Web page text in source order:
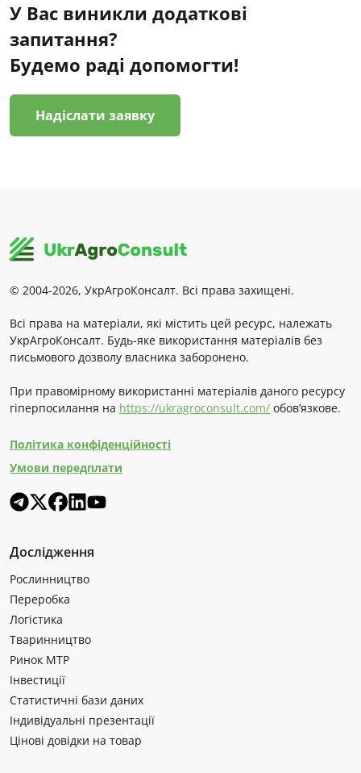
У Вас виникли додаткові
запитання?
Будемо раді допомогти!
Надіслати заявку
© 2004-2026, УкрАгроКонсалт. Всі права захищені.
Всі права на матеріали, які містить цей ресурс, належать
УкрАгроКонсалт. Будь-яке використання матеріалів без
письмового дозволу власника заборонено.
При правомірному використанні матеріалів даного ресурсу
гіперпосилання на https://ukragroconsult.com/ обов’язкове.
Політика конфіденційності
Умови передплати
Дослідження
Рослинництво
Переробка
Логістика
Тваринництво
Ринок МТР
Інвестиції
Статистичні бази даних
Індивідуальні презентації
Цінові довідки на товар